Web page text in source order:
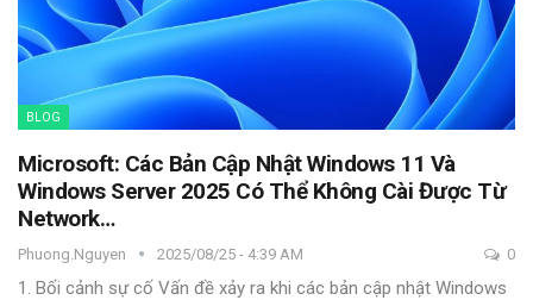
BLOG
Microsoft: Các Bản Cập Nhật Windows 11 Và
Windows Server 2025 Có Thể Không Cài Được Từ
Network…
Phuong.nguyen 2025/08/25 - 4:39 AM 0
1. Bối cảnh sự cố Vấn đề xảy ra khi các bản cập nhật Windows